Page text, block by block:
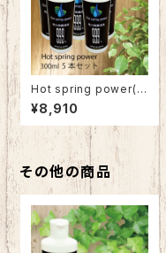
Hot spring power(5
本セット)10%OFF
¥8,910
その他の商品